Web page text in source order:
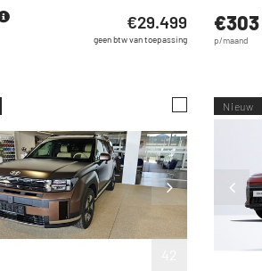
€29.499
geen btw van toepassing
€303
p/maand
Nieuw